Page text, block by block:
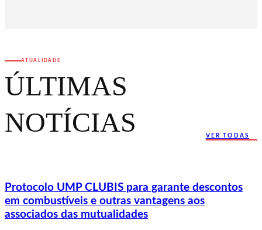
ATUALIDADE
ÚLTIMAS
NOTÍCIAS
VER TODAS
Protocolo UMP CLUBIS para garante descontos
em combustíveis e outras vantagens aos
associados das mutualidades